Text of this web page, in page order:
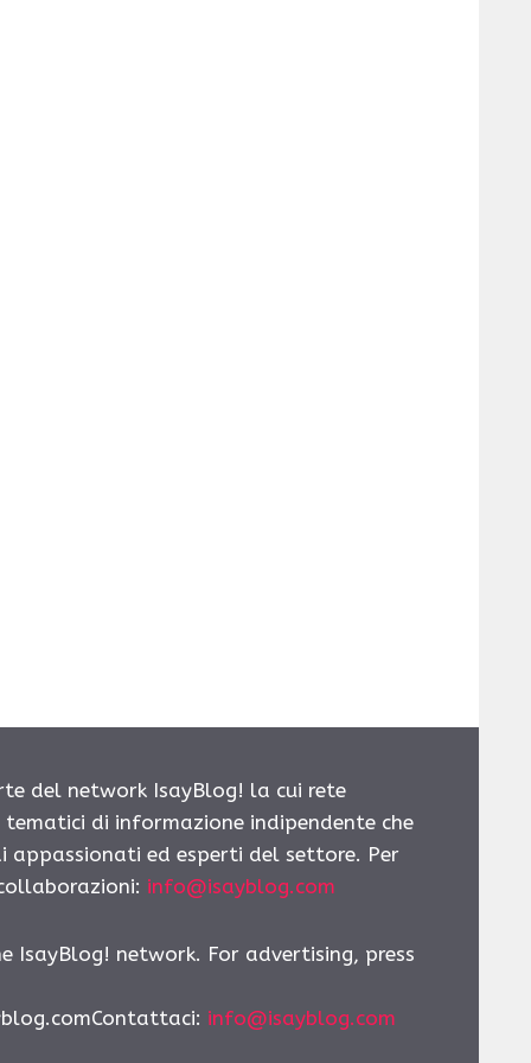
del network IsayBlog! la cui rete
di informazione indipendente che
ed esperti del settore. Per
info@isayblog.com
IsayBlog! network. For advertising, press
: info@isayblog.com